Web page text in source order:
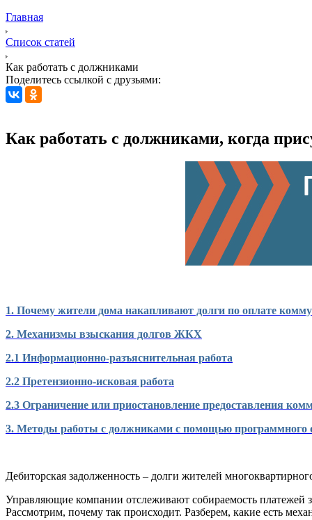
Главная
Список статей
Как работать с должниками
Поделитесь ссылкой с друзьями:
Как работать с должниками, когда
1. Почему жители дома накапливают долги по оплате
2. Механизмы взыскания долгов ЖКХ
2.1 Информационно-разъяснительная работа
2.2 Претензионно-исковая работа
2.3 Ограничение или приостановление предоставления
3. Методы работы с должниками с помощью программного
Дебиторская задолженность – долги жителей
Управляющие компании отслеживают собираемость
Рассмотрим, почему так происходит. Разберем, какие есть